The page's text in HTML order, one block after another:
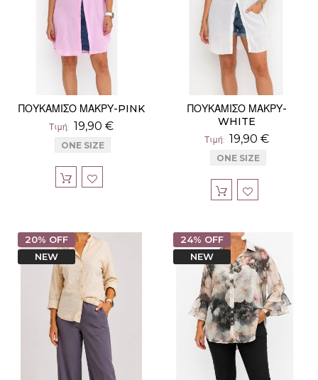
ΠΟΥΚΑΜΙΣΟ ΜΑΚΡΥ-PINK
Τιμή 19,90 €
ONE SIZE
ΠΟΥΚΑΜΙΣΟ ΜΑΚΡΥ-
WHITE
Τιμή 19,90 €
ONE SIZE
20% OFF
NEW
24% OFF
NEW